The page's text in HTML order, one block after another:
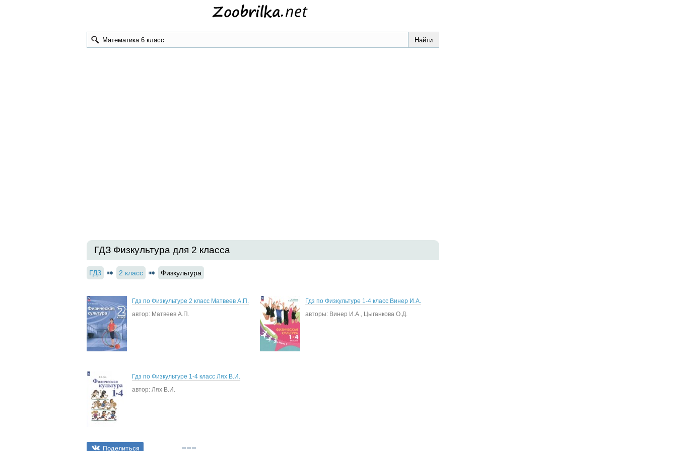
ГДЗ Физкультура для 2 класса
ГДЗ 2 класс Физкультура
Гдз по Физкультуре 2 класс Матвеев А.П.
автор: Матвеев А.П.
Гдз по Физкультуре 1-4 класс Винер И.А.
авторы: Винер И.А., Цыганкова О.Д.
Гдз по Физкультуре 1-4 класс Лях В.И.
автор: Лях В.И.
Поделиться